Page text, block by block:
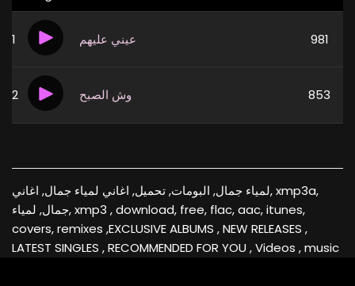
1 عيني عليهم 981
2 وش الصبح 853
لمياء جمال, البومات, تحميل, اغاني لمياء جمال, اغاني, xmp3a,
جمال, لمياء, xmp3 , download, free, flac, aac, itunes,
covers, remixes ,EXCLUSIVE ALBUMS , NEW RELEASES ,
LATEST SINGLES , RECOMMENDED FOR YOU , Videos , music